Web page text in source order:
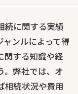
続に関する実績
ンルによって得
関する知識や経
。弊社では、オ
相続状況や費用